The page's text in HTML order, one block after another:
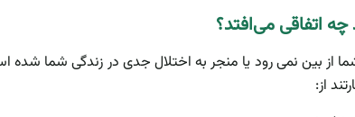
اتفاقی می‌افتد؟
از بین نمی رود یا منجر به اختلال جدی در زندگی شما
از: